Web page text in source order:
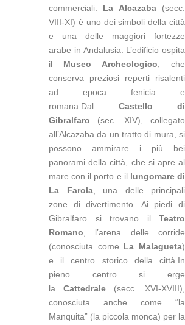
commerciali. La Alcazaba(secc.
VIII-XI) è uno dei simboli della città
e una delle maggiori fortezze
arabe in Andalusia. L’edificio ospita
il Museo Archeologico , che
conserva preziosi reperti risalenti
ad epoca fenicia e
romana.Dal Castello di
Gibralfaro (sec. XIV), collegato
all’Alcazaba da un tratto di mura, si
possono ammirare i più bei
panorami della città, che si apre al
mare con il porto e il lungomare di
La Farola, una delle principali
zone di divertimento. Ai piedi di
Gibralfaro si trovano il Teatro
Romano , l’arena delle corride
(conosciuta come La Malagueta)
e il centro storico della città.In
pieno centro si erge
la Cattedrale (secc. XVI-XVIII),
conosciuta anche come “la
Manquita” (la piccola monca) per la